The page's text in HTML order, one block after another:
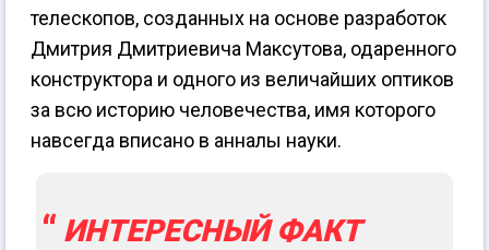
телескопов, созданных на основе разработок
Дмитрия Дмитриевича Максутова, одаренного
конструктора и одного из величайших оптиков
за всю историю человечества, имя которого
навсегда вписано в анналы науки.
ИНТЕРЕСНЫЙ ФАКТ